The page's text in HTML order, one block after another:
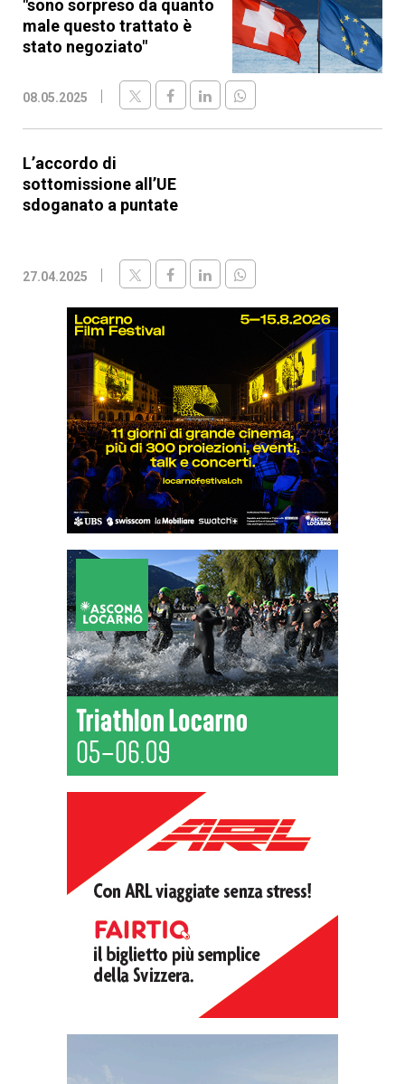
"sono sorpreso da quanto
male questo trattato è
stato negoziato"
08.05.2025
L’accordo di
sottomissione all’UE
sdoganato a puntate
27.04.2025